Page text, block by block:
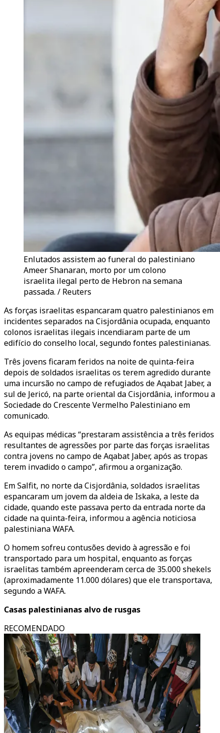
Enlutados assistem ao funeral do palestiniano
Ameer Shanaran, morto por um colono
israelita ilegal perto de Hebron na semana
passada. / Reuters
As forças israelitas espancaram quatro palestinianos em
incidentes separados na Cisjordânia ocupada, enquanto
colonos israelitas ilegais incendiaram parte de um
edifício do conselho local, segundo fontes palestinianas.
Três jovens ficaram feridos na noite de quinta-feira
depois de soldados israelitas os terem agredido durante
uma incursão no campo de refugiados de Aqabat Jaber, a
sul de Jericó, na parte oriental da Cisjordânia, informou a
Sociedade do Crescente Vermelho Palestiniano em
comunicado.
As equipas médicas “prestaram assistência a três feridos
resultantes de agressões por parte das forças israelitas
contra jovens no campo de Aqabat Jaber, após as tropas
terem invadido o campo”, afirmou a organização.
Em Salfit, no norte da Cisjordânia, soldados israelitas
espancaram um jovem da aldeia de Iskaka, a leste da
cidade, quando este passava perto da entrada norte da
cidade na quinta-feira, informou a agência noticiosa
palestiniana WAFA.
O homem sofreu contusões devido à agressão e foi
transportado para um hospital, enquanto as forças
israelitas também apreenderam cerca de 35.000 shekels
(aproximadamente 11.000 dólares) que ele transportava,
segundo a WAFA.
Casas palestinianas alvo de rusgas
RECOMENDADO